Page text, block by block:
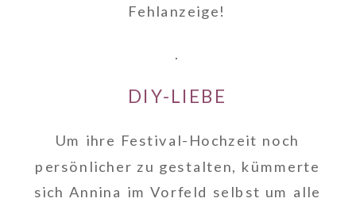
Fehlanzeige!
DIY-LIEBE
Um ihre Festival-Hochzeit noch
persönlicher zu gestalten, kümmerte
sich Annina im Vorfeld selbst um alle